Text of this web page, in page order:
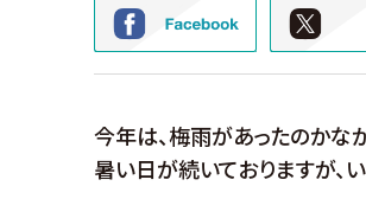
今年は、梅雨があったのかな
暑い日が続いておりますが、